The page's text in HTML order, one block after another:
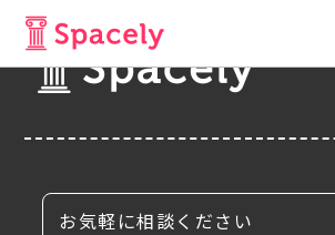
お気軽に相談ください